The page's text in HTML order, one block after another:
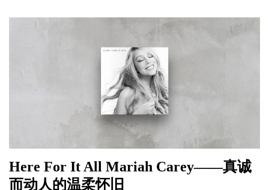
Here For It All Mariah Carey——真诚
而动人的温柔怀旧